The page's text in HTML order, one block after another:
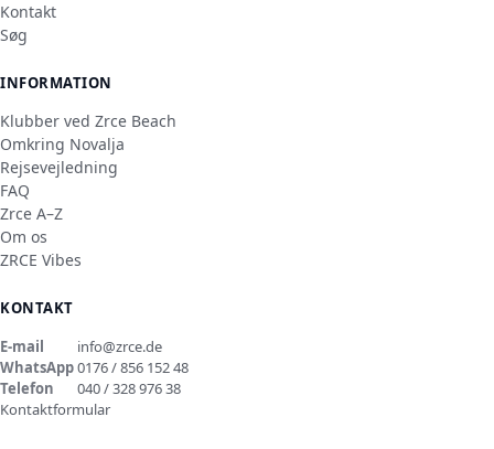
Kontakt
Søg
INFORMATION
Klubber ved Zrce Beach
Omkring Novalja
Rejsevejledning
FAQ
Zrce A–Z
Om os
ZRCE Vibes
KONTAKT
E-mail
info@zrce.de
WhatsApp0176 / 856 152 48
Telefon
040 / 328 976 38
Kontaktformular